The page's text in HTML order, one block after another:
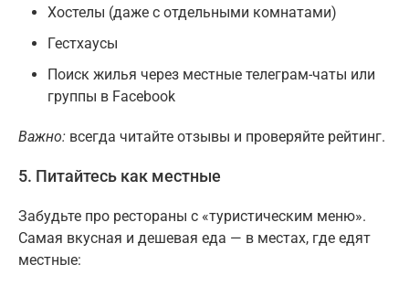
Хостелы (даже с отдельными комнатами)
Гестхаусы
Поиск жилья через местные телеграм-чаты или
группы в Facebook
Важно: всегда читайте отзывы и проверяйте рейтинг.
5. Питайтесь как местные
Забудьте про рестораны с «туристическим меню».
Самая вкусная и дешевая еда — в местах, где едят
местные: